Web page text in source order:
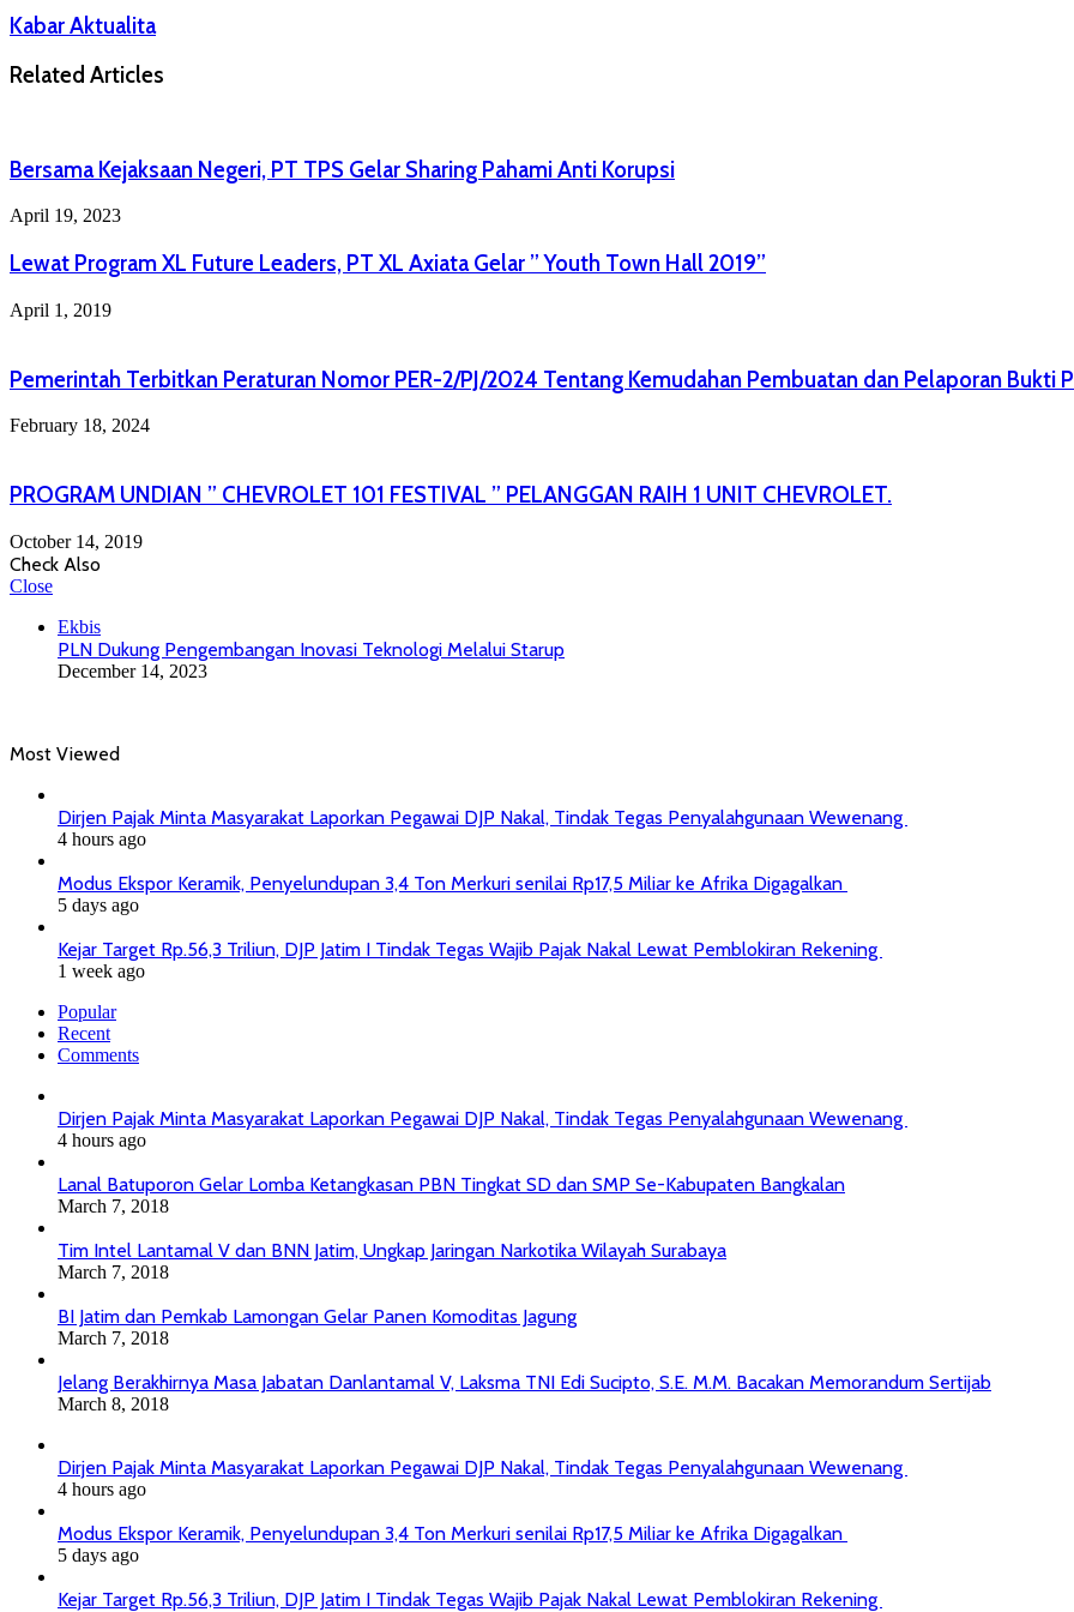
Kabar Aktualita
Related Articles
Bersama Kejaksaan Negeri, PT TPS Gelar Sharing Pahami Anti Korupsi
April 19, 2023
Lewat Program XL Future Leaders, PT XL Axiata Gelar ” Youth Town Hall 2019”
April 1, 2019
Pemerintah Terbitkan Peraturan Nomor PER-2/PJ/2024 Tentang Kemudahan Pembuatan dan Pelaporan Bukti
February 18, 2024
PROGRAM UNDIAN ” CHEVROLET 101 FESTIVAL ” PELANGGAN RAIH 1 UNIT CHEVROLET.
October 14, 2019
Check Also
Close
Ekbis
PLN Dukung Pengembangan Inovasi Teknologi Melalui Starup
December 14, 2023
Most Viewed
Dirjen Pajak Minta Masyarakat Laporkan Pegawai DJP Nakal, Tindak Tegas Penyalahgunaan Wewenang
4 hours ago
Modus Ekspor Keramik, Penyelundupan 3,4 Ton Merkuri senilai Rp17,5 Miliar ke Afrika Digagalkan
5 days ago
Kejar Target Rp.56,3 Triliun, DJP Jatim I Tindak Tegas Wajib Pajak Nakal Lewat Pemblokiran Rekening
1 week ago
Popular
Recent
Comments
Dirjen Pajak Minta Masyarakat Laporkan Pegawai DJP Nakal, Tindak Tegas Penyalahgunaan Wewenang
4 hours ago
Lanal Batuporon Gelar Lomba Ketangkasan PBN Tingkat SD dan SMP Se-Kabupaten Bangkalan
March 7, 2018
Tim Intel Lantamal V dan BNN Jatim, Ungkap Jaringan Narkotika Wilayah Surabaya
March 7, 2018
BI Jatim dan Pemkab Lamongan Gelar Panen Komoditas Jagung
March 7, 2018
Jelang Berakhirnya Masa Jabatan Danlantamal V, Laksma TNI Edi Sucipto, S.E. M.M. Bacakan Memorandum Sertijab
March 8, 2018
Dirjen Pajak Minta Masyarakat Laporkan Pegawai DJP Nakal, Tindak Tegas Penyalahgunaan Wewenang
4 hours ago
Modus Ekspor Keramik, Penyelundupan 3,4 Ton Merkuri senilai Rp17,5 Miliar ke Afrika Digagalkan
5 days ago
Kejar Target Rp.56,3 Triliun, DJP Jatim I Tindak Tegas Wajib Pajak Nakal Lewat Pemblokiran Rekening